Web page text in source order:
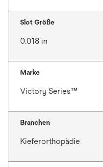
Slot Größe
0.018 in
Marke
Victory Series™
Branchen
Kieferorthopädie